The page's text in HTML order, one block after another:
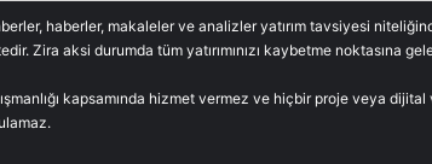
haberler, makaleler ve analizler yatırım tavsiyesi
Zira aksi durumda tüm yatırımınızı kaybetme
kapsamında hizmet vermez ve hiçbir proje veya